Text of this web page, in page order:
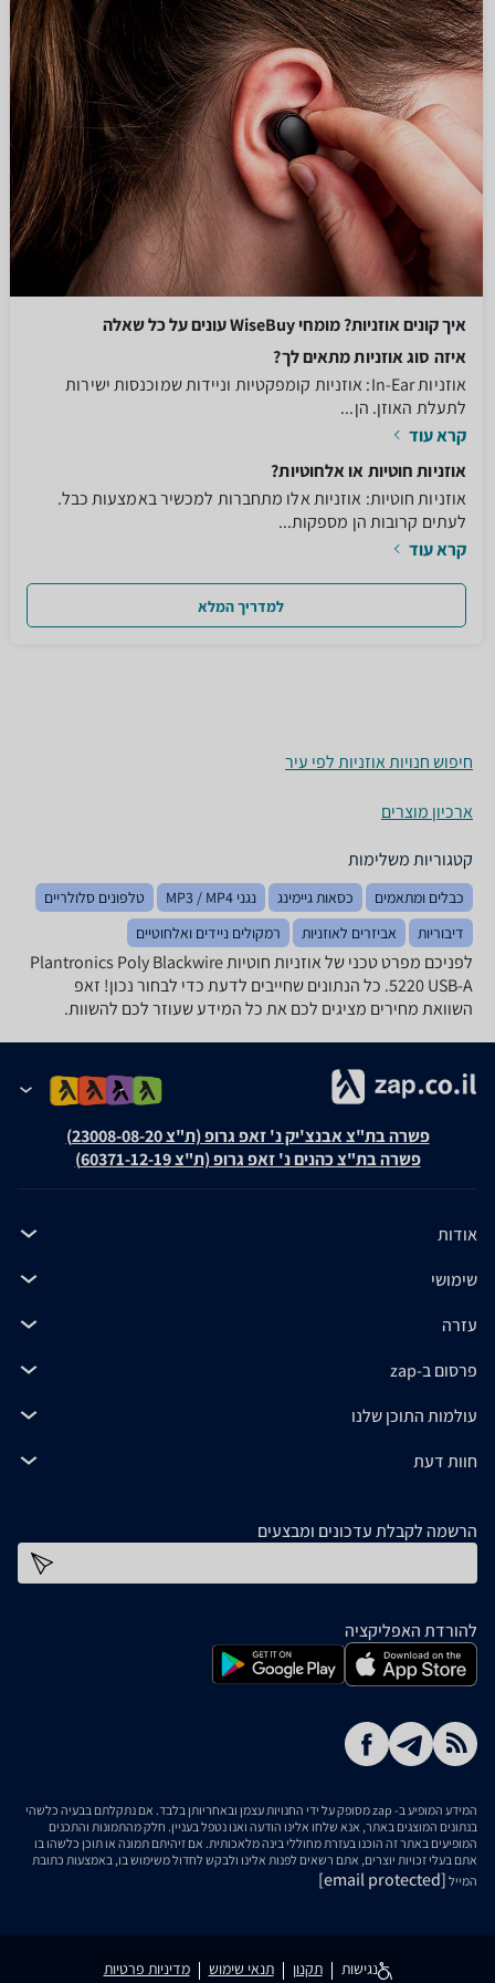
איך קונים אוזניות? מומחי WiseBuy עונים על כל שאלה
איזה סוג אוזניות מתאים לך?
אוזניות In-Ear: אוזניות קומפקטיות וניידות שמוכנסות ישירות
לתעלת האוזן. הן...
קרא עוד
אוזניות חוטיות או אלחוטיות?
אוזניות חוטיות: אוזניות אלו מתחברות למכשיר באמצעות כבל.
לעתים קרובות הן מספקות...
קרא עוד
למדריך המלא
חיפוש חנויות אוזניות לפי עיר
ארכיון מוצרים
קטגוריות משלימות
כבלים ומתאמים כסאות גיימינג נגני MP3 / MP4
טלפונים סלולריים
דיבוריות
אביזרים לאוזניות רמקולים ניידים ואלחוטיים
לפניכם מפרט טכני של אוזניות ‏חוטיות Plantronics Poly Blackwire
5220 USB-A. כל הנתונים שחייבים לדעת כדי לבחור נכון! זאפ
השוואת מחירים מציגים לכם את כל המידע שעוזר לכם להשוות.
פשרה בת"צ אבנצ'יק נ' זאפ גרופ (ת"צ 23008-08-20)
פשרה בת"צ כהנים נ' זאפ גרופ (ת"צ 60371-12-19)
אודות
שימושי
עזרה
פרסום ב-zap
עולמות התוכן שלנו
חוות דעת
הרשמה לקבלת עדכונים ומבצעים
להורדת האפליקציה
המידע המופיע ב- zap מסופק על ידי החנויות עצמן ובאחריותן בלבד. אם נתקלתם בבעיה כלשהי
בנתונים המוצגים באתר, אנא שלחו אלינו הודעה ואנו נטפל בעניין. חלק מהתמונות והתכנים
המופיעים באתר זה הוכנו בעזרת מחוללי בינה מלאכותית. אם זיהיתם תמונה או תוכן כלשהו בו
אתם בעלי זכויות יוצרים, אתם רשאים לפנות אלינו ולבקש לחדול משימוש בו, באמצעות כתובת
המייל [email protected]
נגישות תקנון תנאי שימוש מדיניות פרטיות